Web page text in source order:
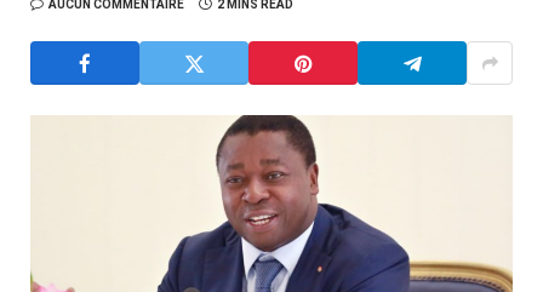
AUCUN COMMENTAIRE 2 MINS READ